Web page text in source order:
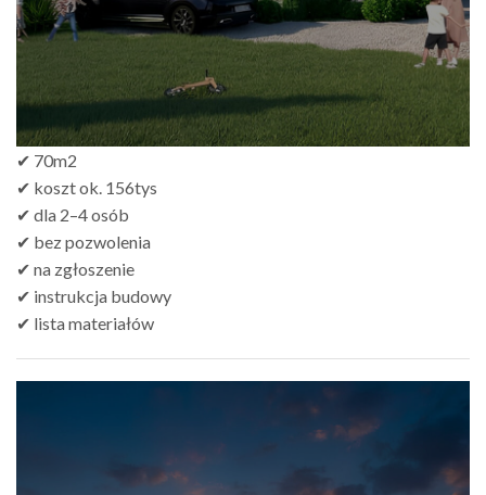
✔ 70m2
✔ koszt ok. 156tys
✔ dla 2–4 osób
✔ bez pozwolenia
✔ na zgłoszenie
✔ instrukcja budowy
✔ lista materiałów